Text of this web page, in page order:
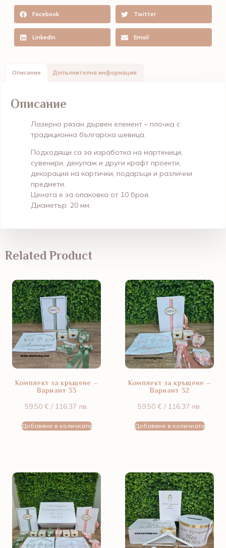
Facebook Twitter
LinkedIn Email
Описание Допълнителна информация
Описание
Лазерно рязан дървен елемент – плочка с
традиционна българска шевица.
Подходящи са за изработка на мартеници,
сувенири, декупаж и други крафт проекти,
декорация на картички, подаръци и различни
предмети.
Цената е за опаковка от 10 броя.
Диаметър: 20 мм.
Related Product
Комплект за кръщене –
Вариант 33
59,50 € / 116,37 лв.
Добавяне в количката
Комплект за кръщене –
Вариант 32
59,50 € / 116,37 лв.
Добавяне в количката